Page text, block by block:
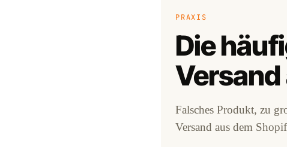
PRAXIS
Die
Falsches Produkt, zu
Versand aus dem